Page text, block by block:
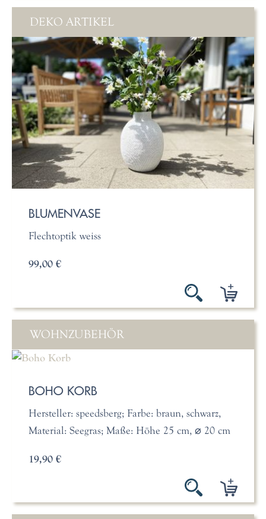
DEKO ARTIKEL
BLUMENVASE
Flechtoptik weiss
99,00 €
WOHNZUBEHÖR
BOHO KORB
Hersteller: speedsberg; Farbe: braun, schwarz,
Material: Seegras; Maße: Höhe 25 cm, ⌀ 20 cm
19,90 €